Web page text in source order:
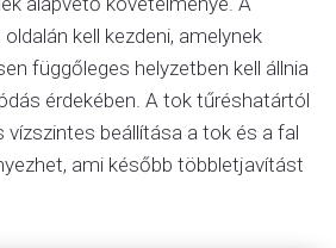
kell kezdeni, amelynek
függőleges helyzetben kell állnia
érdekében. A tok tűréshatártól
vízszintes beállítása a tok és a fal
ami később többletjavítást